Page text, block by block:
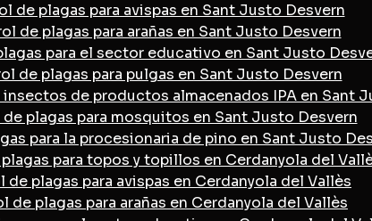
de plagas para avispas en Sant Justo Desvern
de plagas para arañas en Sant Justo Desvern
para el sector educativo en Sant Justo
de plagas para pulgas en Sant Justo Desvern
de productos almacenados IPA en Sant
plagas para mosquitos en Sant Justo Desvern
para la procesionaria de pino en Sant Justo
para topos y topillos en Cerdanyola del
de plagas para avispas en Cerdanyola del Vallès
de plagas para arañas en Cerdanyola del Vallès